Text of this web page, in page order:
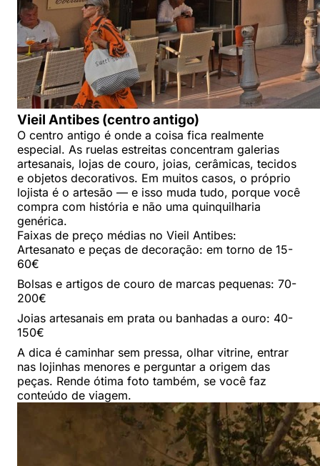
Vieil Antibes (centro antigo)
O centro antigo é onde a coisa fica realmente
especial. As ruelas estreitas concentram galerias
artesanais, lojas de couro, joias, cerâmicas, tecidos
e objetos decorativos. Em muitos casos, o próprio
lojista é o artesão — e isso muda tudo, porque você
compra com história e não uma quinquilharia
genérica.
Faixas de preço médias no Vieil Antibes:
Artesanato e peças de decoração: em torno de 15-
60€
Bolsas e artigos de couro de marcas pequenas: 70-
200€
Joias artesanais em prata ou banhadas a ouro: 40-
150€
A dica é caminhar sem pressa, olhar vitrine, entrar
nas lojinhas menores e perguntar a origem das
peças. Rende ótima foto também, se você faz
conteúdo de viagem.